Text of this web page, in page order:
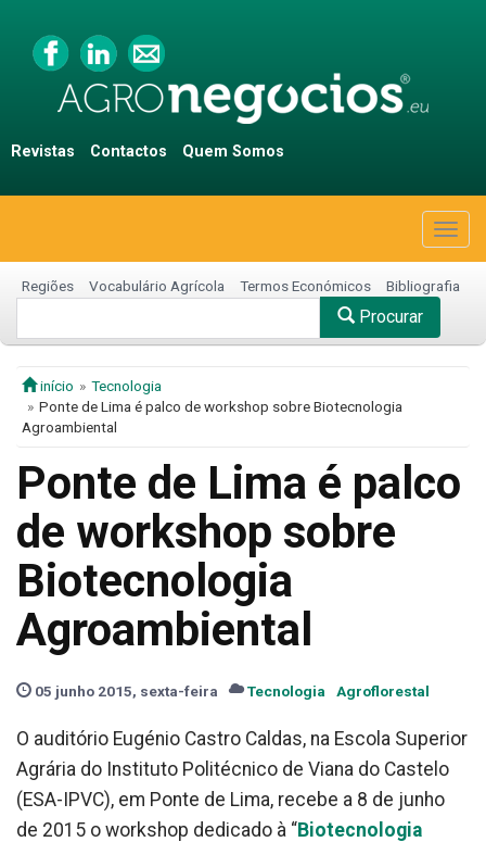
Revistas Contactos Quem Somos
Regiões Vocabulário Agrícola Termos Económicos Bibliografia
Procurar
início
Tecnologia
Ponte de Lima é palco de workshop sobre Biotecnologia
Agroambiental
Ponte de Lima é palco
de workshop sobre
Biotecnologia
Agroambiental
05 junho 2015, sexta-feira Tecnologia Agroflorestal
O auditório Eugénio Castro Caldas, na Escola Superior
Agrária do Instituto Politécnico de Viana do Castelo
(ESA-IPVC), em Ponte de Lima, recebe a 8 de junho
de 2015 o workshop dedicado à “Biotecnologia